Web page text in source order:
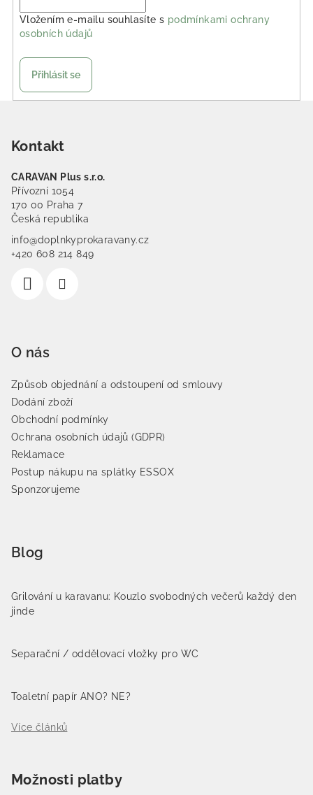
Vložením e-mailu souhlasíte s podmínkami ochrany
osobních údajů
Přihlásit se
Kontakt
CARAVAN Plus s.r.o.
Přívozní 1054
170 00 Praha 7
Česká republika
info@doplnkyprokaravany.cz
+420 608 214 849
O nás
Způsob objednání a odstoupení od smlouvy
Dodání zboží
Obchodní podmínky
Ochrana osobních údajů (GDPR)
Reklamace
Postup nákupu na splátky ESSOX
Sponzorujeme
Blog
Grilování u karavanu: Kouzlo svobodných večerů každý den
jinde
Separační / oddělovací vložky pro WC
Toaletní papír ANO? NE?
Více článků
Možnosti platby